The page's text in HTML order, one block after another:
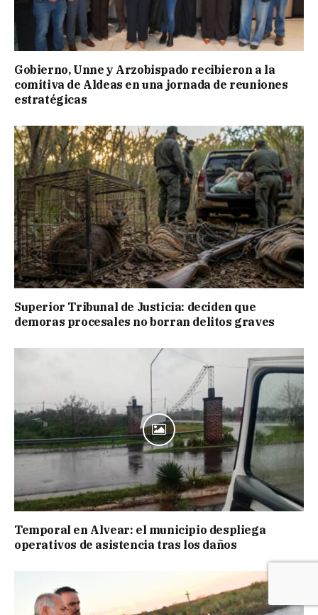
Gobierno, Unne y Arzobispado recibieron a la
comitiva de Aldeas en una jornada de reuniones
estratégicas
Superior Tribunal de Justicia: deciden que
demoras procesales no borran delitos graves
Temporal en Alvear: el municipio despliega
operativos de asistencia tras los daños